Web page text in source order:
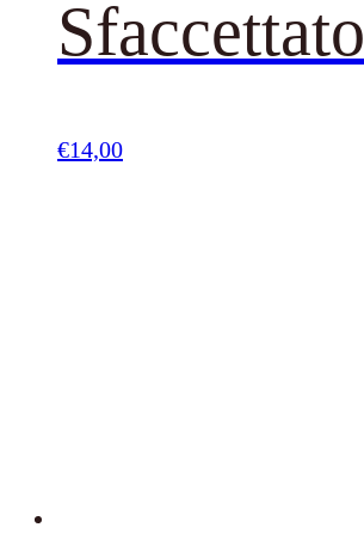
Sfaccettato
€14,00